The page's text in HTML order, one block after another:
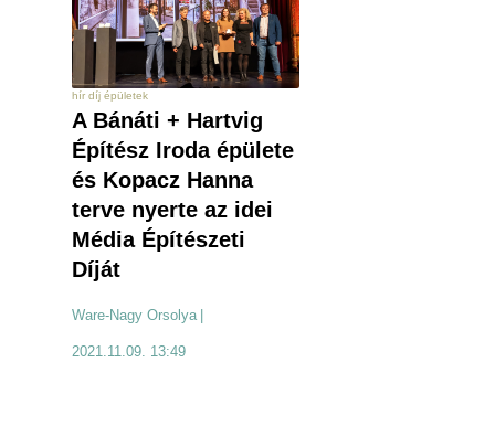
hír díj épületek
A Bánáti + Hartvig
Építész Iroda épülete
és Kopacz Hanna
terve nyerte az idei
Média Építészeti
Díját
Ware-Nagy Orsolya |
2021.11.09. 13:49